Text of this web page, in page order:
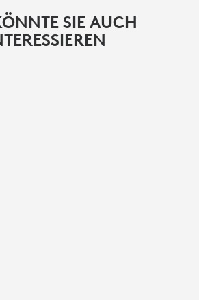
SIE AUCH